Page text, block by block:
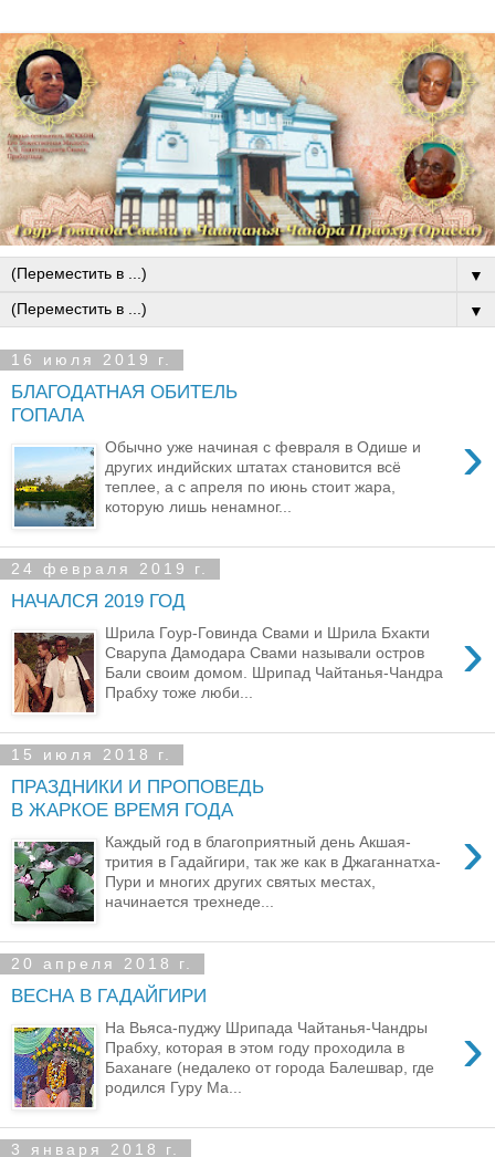
▼
▼
16 июля 2019 г.
БЛАГОДАТНАЯ ОБИТЕЛЬ
ГОПАЛА
›
Обычно уже начиная с февраля в Одише и
других индийских штатах становится всё
теплее, а с апреля по июнь стоит жара,
которую лишь ненамног...
24 февраля 2019 г.
НАЧАЛСЯ 2019 ГОД
›
Шрила Гоур-Говинда Свами и Шрила Бхакти
Сварупа Дамодара Свами называли остров
Бали своим домом. Шрипад Чайтанья-Чандра
Прабху тоже люби...
15 июля 2018 г.
ПРАЗДНИКИ И ПРОПОВЕДЬ
В ЖАРКОЕ ВРЕМЯ ГОДА
›
Каждый год в благоприятный день Акшая-
трития в Гадайгири, так же как в Джаганнатха-
Пури и многих других святых местах,
начинается трехнеде...
20 апреля 2018 г.
ВЕСНА В ГАДАЙГИРИ
›
На Вьяса-пуджу Шрипада Чайтанья-Чандры
Прабху, которая в этом году проходила в
Баханаге (недалеко от города Балешвар, где
родился Гуру Ма...
3 января 2018 г.